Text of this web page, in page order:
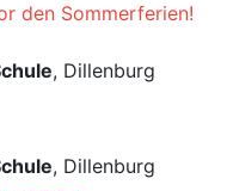
den Sommerferien!
, Dillenburg
, Dillenburg